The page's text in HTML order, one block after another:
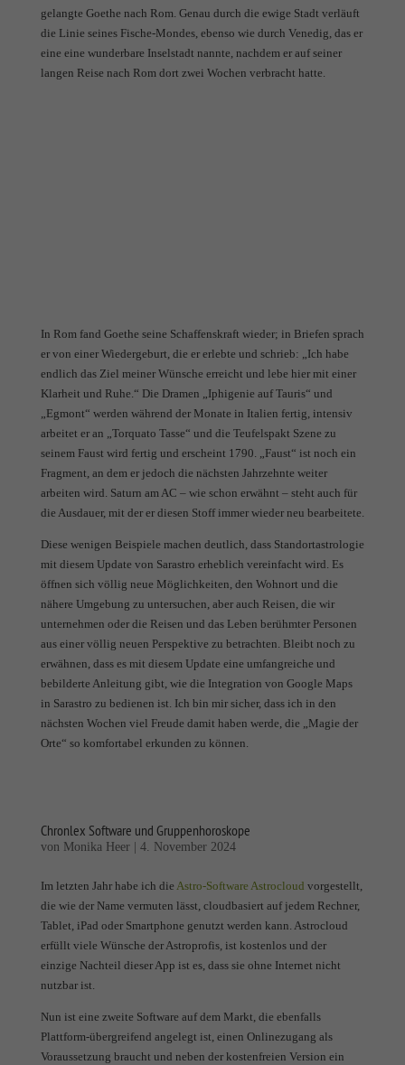
gelangte Goethe nach Rom. Genau durch die ewige Stadt verläuft
die Linie seines Fische-Mondes, ebenso wie durch Venedig, das er
eine eine wunderbare Inselstadt nannte, nachdem er auf seiner
langen Reise nach Rom dort zwei Wochen verbracht hatte.
In Rom fand Goethe seine Schaffenskraft wieder; in Briefen sprach
er von einer Wiedergeburt, die er erlebte und schrieb: „Ich habe
endlich das Ziel meiner Wünsche erreicht und lebe hier mit einer
Klarheit und Ruhe.“ Die Dramen „Iphigenie auf Tauris“ und
„Egmont“ werden während der Monate in Italien fertig, intensiv
arbeitet er an „Torquato Tasse“ und die Teufelspakt Szene zu
seinem Faust wird fertig und erscheint 1790. „Faust“ ist noch ein
Fragment, an dem er jedoch die nächsten Jahrzehnte weiter
arbeiten wird. Saturn am AC – wie schon erwähnt – steht auch für
die Ausdauer, mit der er diesen Stoff immer wieder neu bearbeitete.
Diese wenigen Beispiele machen deutlich, dass Standortastrologie
mit diesem Update von Sarastro erheblich vereinfacht wird. Es
öffnen sich völlig neue Möglichkeiten, den Wohnort und die
nähere Umgebung zu untersuchen, aber auch Reisen, die wir
unternehmen oder die Reisen und das Leben berühmter Personen
aus einer völlig neuen Perspektive zu betrachten. Bleibt noch zu
erwähnen, dass es mit diesem Update eine umfangreiche und
bebilderte Anleitung gibt, wie die Integration von Google Maps
in Sarastro zu bedienen ist. Ich bin mir sicher, dass ich in den
nächsten Wochen viel Freude damit haben werde, die „Magie der
Orte“ so komfortabel erkunden zu können.
Chronlex Software und Gruppenhoroskope
von Monika Heer| 4. November 2024
Im letzten Jahr habe ich die Astro-Software Astrocloud vorgestellt,
die wie der Name vermuten lässt, cloudbasiert auf jedem Rechner,
Tablet, iPad oder Smartphone genutzt werden kann. Astrocloud
erfüllt viele Wünsche der Astroprofis, ist kostenlos und der
einzige Nachteil dieser App ist es, dass sie ohne Internet nicht
nutzbar ist.
Nun ist eine zweite Software auf dem Markt, die ebenfalls
Plattform-übergreifend angelegt ist, einen Onlinezugang als
Voraussetzung braucht und neben der kostenfreien Version ein